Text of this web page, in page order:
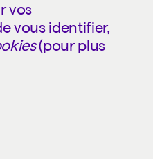
vos
vous identifier,
(pour plus
s'ouvrira dans un